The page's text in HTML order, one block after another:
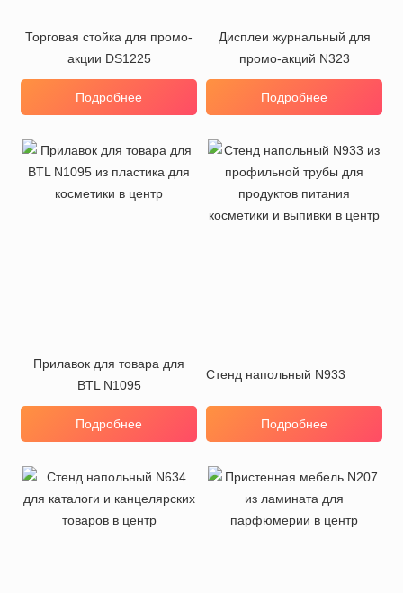
Торговая стойка для промо-
акции DS1225
Подробнее
Дисплеи журнальный для
промо-акций N323
Подробнее
Прилавок для товара для
BTL N1095
Подробнее
Стенд напольный N933
Подробнее